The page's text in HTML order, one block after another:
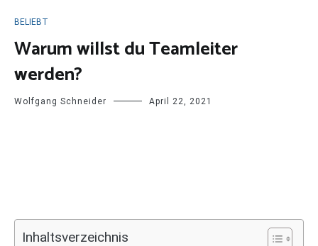
BELIEBT
Warum willst du Teamleiter
werden?
Wolfgang Schneider April 22, 2021
Inhaltsverzeichnis